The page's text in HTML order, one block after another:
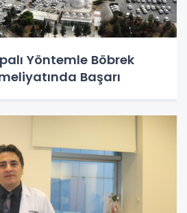
Yöntemle Böbrek
Başarı